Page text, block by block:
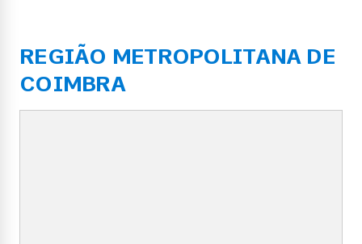
REGIÃO METROPOLITANA DE
COIMBRA